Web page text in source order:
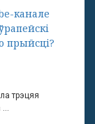
канале
прыйсці?
трэцяя
...